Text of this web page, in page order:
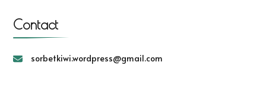
Contact
sorbetkiwi.wordpress@gmail.com